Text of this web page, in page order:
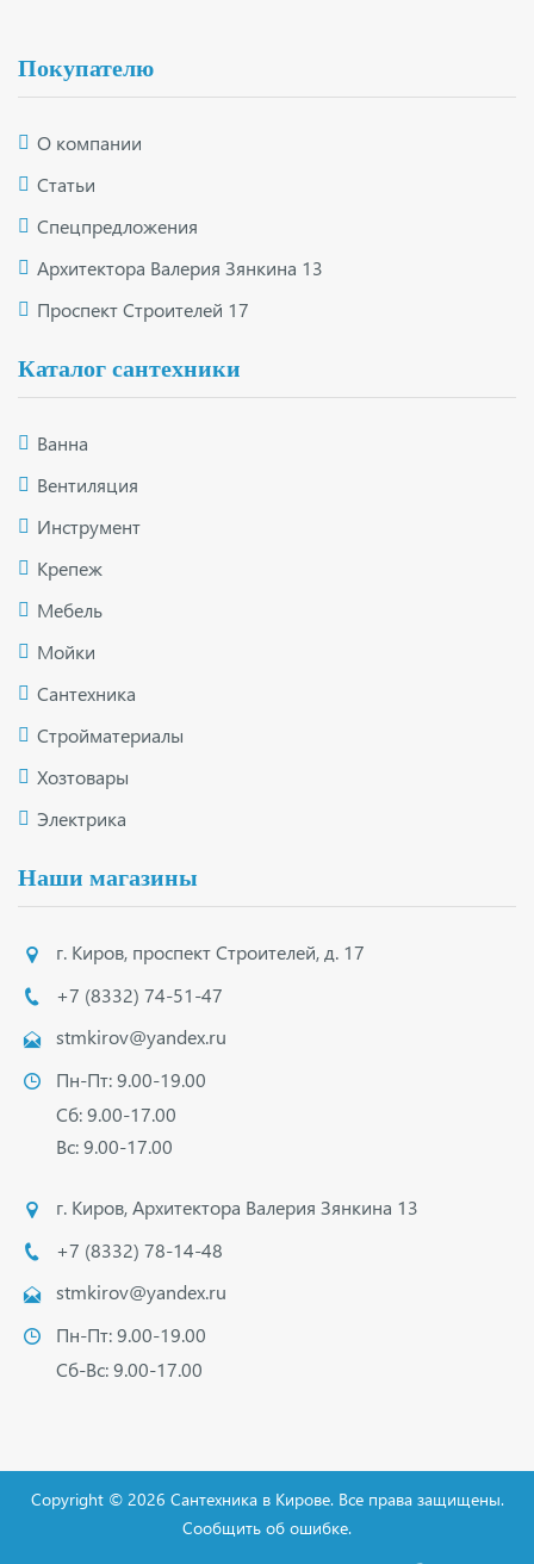
Покупателю
О компании
Статьи
Спецпредложения
Архитектора Валерия Зянкина 13
Проспект Строителей 17
Каталог сантехники
Ванна
Вентиляция
Инструмент
Крепеж
Мебель
Мойки
Сантехника
Стройматериалы
Хозтовары
Электрика
Наши магазины
г. Киров, проспект Строителей, д. 17
+7 (8332) 74-51-47
stmkirov@yandex.ru
Пн-Пт: 9.00-19.00
Сб: 9.00-17.00
Вс: 9.00-17.00
г. Киров,Архитектора Валерия Зянкина 13
+7 (8332) 78-14-48
stmkirov@yandex.ru
Пн-Пт: 9.00-19.00
Сб-Вс: 9.00-17.00
Copyright © 2026 Сантехника в Кирове. Все права защищены.
Сообщить об ошибке.